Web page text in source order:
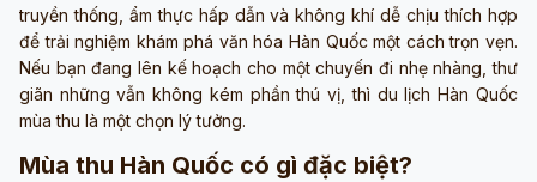
truyền thống, ẩm thực hấp dẫn và không khí dễ chịu thích hợp
để trải nghiệm khám phá văn hóa Hàn Quốc một cách trọn vẹn.
Nếu bạn đang lên kế hoạch cho một chuyến đi nhẹ nhàng, thư
giãn những vẫn không kém phần thú vị, thì du lịch Hàn Quốc
mùa thu là một chọn lý tưởng.
Mùa thu Hàn Quốc có gì đặc biệt?